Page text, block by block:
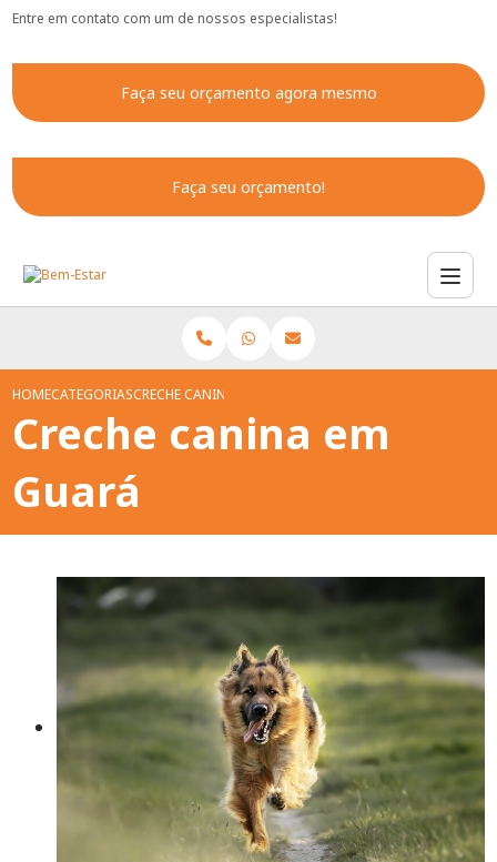
Entre em contato com um de nossos especialistas!
Faça seu orçamento agora mesmo
Faça seu orçamento!
HOMECATEGORIASCRECHE CANINA GUARA
Creche canina em
Guará